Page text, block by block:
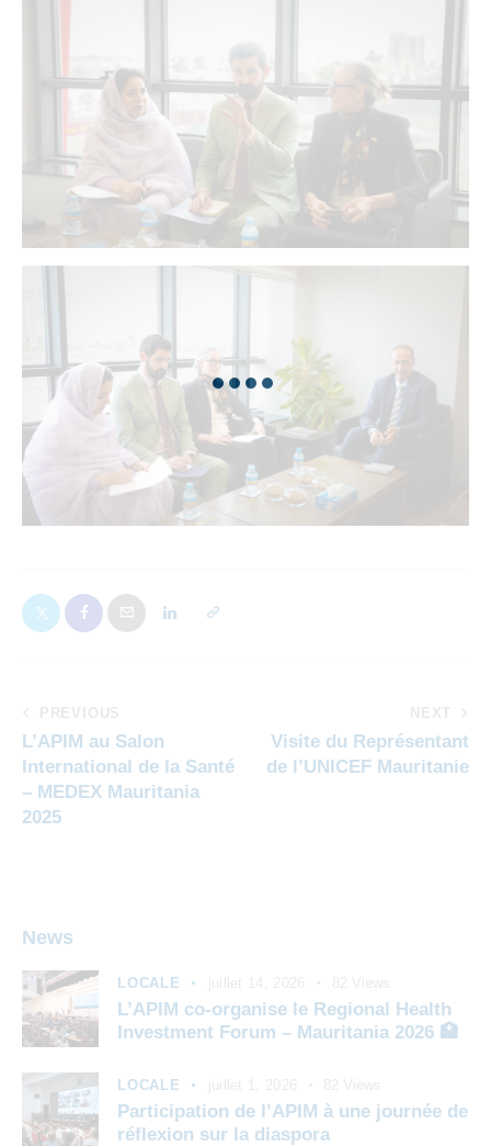
L’APIM au Salon
International de la Santé
– MEDEX Mauritania
2025
Visite du Représentant
de l’UNICEF Mauritanie
News
LOCALE
L’APIM co-organise le Regional Health
Investment Forum – Mauritania 2026 🏥
LOCALE
Participation de l’APIM à une journée de
réflexion sur la diaspora